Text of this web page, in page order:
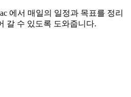
에서 매일의 일정과 목표를 정리
갈 수 있도록 도와줍니다.